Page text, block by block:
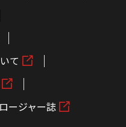
て
ージャー誌